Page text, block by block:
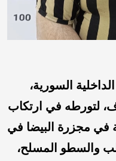
السورية،
لتورطه في ارتكاب
في مجزرة البيضا في
والسطو المسلح،